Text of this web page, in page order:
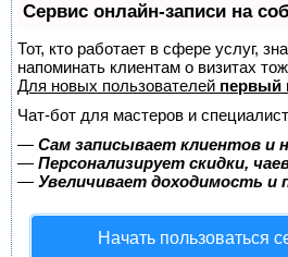
Сервис онлайн-записи на
Тот, кто работает в сфере услуг,
напоминать клиентам о визитах
Для новых пользователей первый
Чат-бот для мастеров и
— Сам записывает клиентов и
— Персонализирует скидки,
— Увеличивает доходимость
Начать пользоваться